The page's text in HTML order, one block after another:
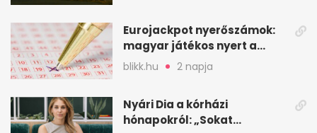
Eurojackpot nyerőszámok:
magyar játékos nyert a
2026. augusztus 4-i húzáson
blikk.hu 2 napja
Nyári Dia a kórházi
hónapokról: „Sokat